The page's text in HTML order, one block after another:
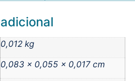
0,012 kg
0,083 × 0,055 × 0,017 cm